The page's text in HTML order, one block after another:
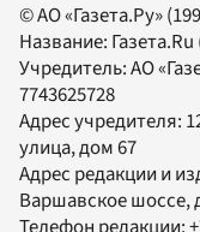
© АО «Газета.Ру»
Название: Газета.Ru
Учредитель:АО
7743625728
Адрес учредителя:
улица, дом 67
Адрес редакции и
Варшавское шоссе,